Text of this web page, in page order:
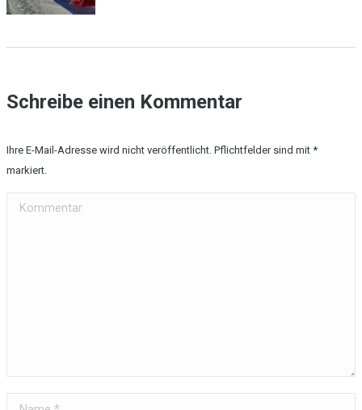
Schreibe einen Kommentar
Ihre E-Mail-Adresse wird nicht veröffentlicht. Pflichtfelder sind mit *
markiert.
Kommentar
Name *